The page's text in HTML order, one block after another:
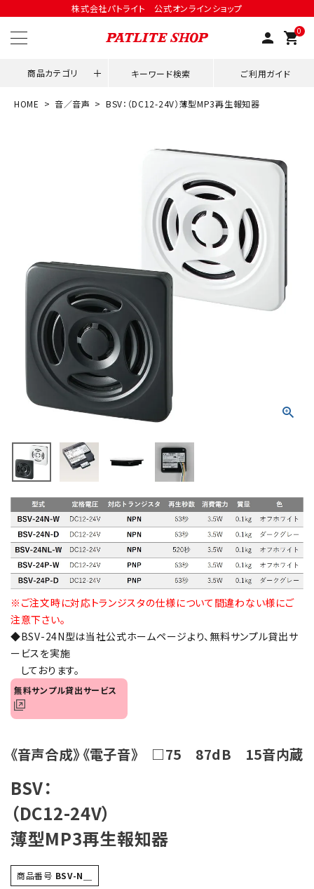
株式会社パトライト 公式オンラインショップ
person 0
shopping_cart
商品カテゴリ キーワード検索 ご利用ガイド
会員登録
ネットワーク対応
積層信号灯
回転灯
流線型
光音一体型
音/音声
LED照明
センサ機器
散光式警光灯
オプション
補修パーツ
製品選定の仕方
ガイドライン
パトライトカタログ
HOME 音／音声 BSV：（DC12-24V）薄型MP3再生報知器
※ご注文時に対応トランジスタの仕様について間違わない様にご
注意下さい。
◆BSV-24N型は当社公式ホームページより、無料サンプル貸出サ
ービスを実施
しております。
無料サンプル貸出サービス
《音声合成》 《電子音》 □75 87dB 15音内蔵
BSV：
（DC12-24V）
薄型MP3再生報知器
商品番号 BSV-N＿